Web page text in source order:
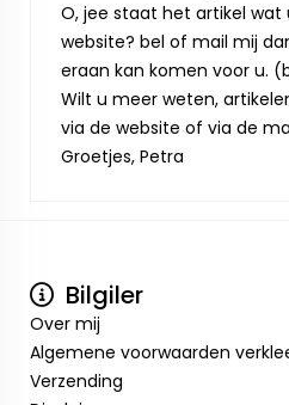
O, jee staat het artikel wat
website? bel of mail mij
eraan kan komen voor u.
Wilt u meer weten,
via de website of via de
Groetjes, Petra
Bilgiler
Over mij
Algemene voorwaarden
Verzending